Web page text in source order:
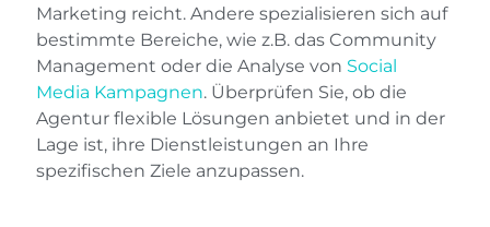
Marketing reicht. Andere spezialisieren sich auf
bestimmte Bereiche, wie z.B. das Community
Management oder die Analyse von Social
Media Kampagnen. Überprüfen Sie, ob die
Agentur flexible Lösungen anbietet und in der
Lage ist, ihre Dienstleistungen an Ihre
spezifischen Ziele anzupassen.